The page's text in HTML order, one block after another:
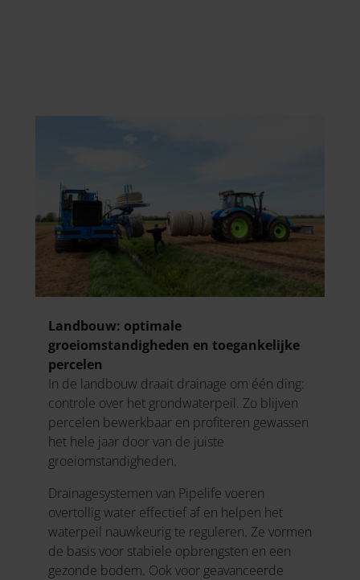
Landbouw: optimale
groeiomstandigheden en toegankelijke
percelen
In de landbouw draait drainage om één ding:
controle over het grondwaterpeil. Zo blijven
percelen bewerkbaar en profiteren gewassen
het hele jaar door van de juiste
groeiomstandigheden.
Drainagesystemen van Pipelife voeren
overtollig water effectief af en helpen het
waterpeil nauwkeurig te reguleren. Ze vormen
de basis voor stabiele opbrengsten en een
gezonde bodem. Ook voor geavanceerde